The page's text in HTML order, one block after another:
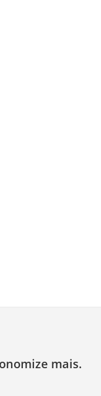
mais.